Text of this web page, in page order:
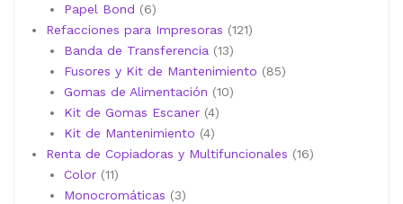
Papel Bond 66
productos
Refacciones para Impresoras 121121
Banda de Transferencia 1313
productos
Fusores y Kit de Mantenimiento 8585
Gomas de Alimentación 1010
Kit de Gomas Escaner 44
Kit de Mantenimiento 44
productos
Renta de Copiadoras y Multifuncionales 1616
Color 1111
productos
Monocromáticas 33